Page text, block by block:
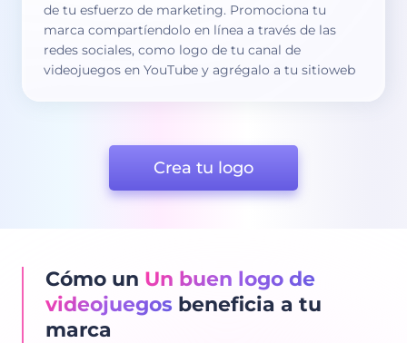
de tu esfuerzo de marketing. Promociona tu
marca compartíendolo en línea a través de las
redes sociales, como logo de tu canal de
videojuegos en YouTube y agrégalo a tu sitioweb
Crea tu logo
Cómo un Un buen logo de
videojuegos beneficia a tu
marca